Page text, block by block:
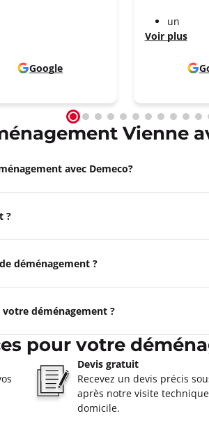
Google
un
Voir plus
Vienne
avec Demeco?
?
déménagement ?
déménagement ?
pour votre
Devis gratuit
Recevez un devis précis
après notre visite
domicile.